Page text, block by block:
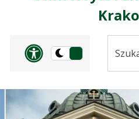
Panel
Przełącz
ciemną